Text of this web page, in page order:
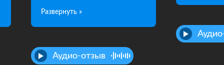
МакКарго, всегда в этом нам
все в целости и сохранности,
Аудио-отзыв